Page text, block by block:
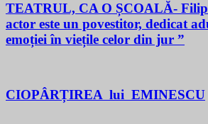
TEATRUL, CA O ȘCOALĂ-
actor este un povestitor, dedicat
emoției în viețile celor din jur ”
CIOPÂRȚIREA lui EMINESCU